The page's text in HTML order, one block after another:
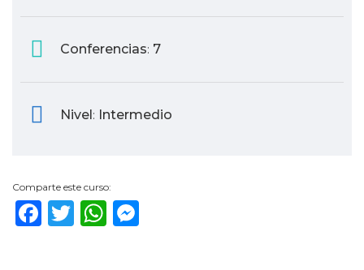
Conferencias: 7
Nivel: Intermedio
Comparte este curso:
Facebook
TwitterWhatsApp